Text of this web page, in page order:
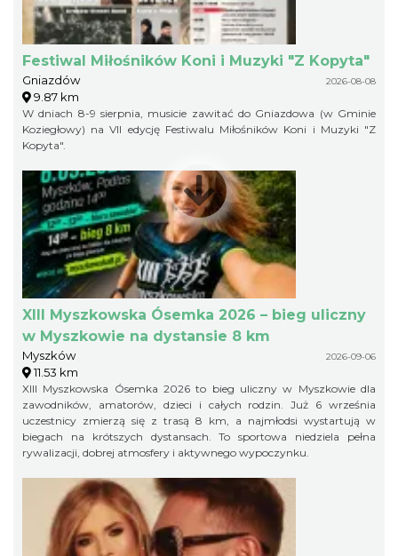
Festiwal Miłośników Koni i Muzyki "Z Kopyta"
Gniazdów 2026-08-08
9.87 km
W dniach 8-9 sierpnia, musicie zawitać do Gniazdowa (w Gminie
Koziegłowy) na VII edycję Festiwalu Miłośników Koni i Muzyki "Z
Kopyta".
XIII Myszkowska Ósemka 2026 – bieg uliczny
w Myszkowie na dystansie 8 km
Myszków 2026-09-06
11.53 km
XIII Myszkowska Ósemka 2026 to bieg uliczny w Myszkowie dla
zawodników, amatorów, dzieci i całych rodzin. Już 6 września
uczestnicy zmierzą się z trasą 8 km, a najmłodsi wystartują w
biegach na krótszych dystansach. To sportowa niedziela pełna
rywalizacji, dobrej atmosfery i aktywnego wypoczynku.